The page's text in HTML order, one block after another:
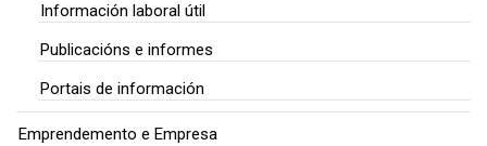
Información laboral útil
Publicacións e informes
Portais de información
Emprendemento e Empresa